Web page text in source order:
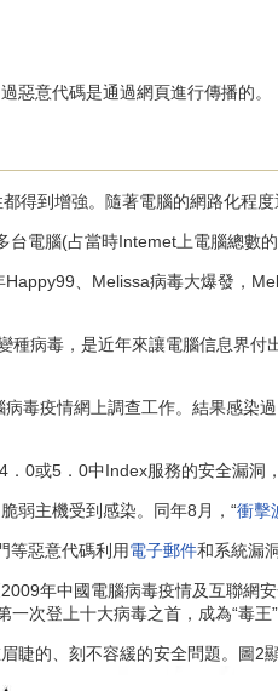
意代碼是通過網頁進行傳播的。
到增強。隨著電腦的網路化程度
腦(占當時Intemet上電腦總數的
、Melissa病毒大爆發，
病毒，是近年來讓電腦信息界付
毒疫情網上調查工作。結果感染過
0或5．0中Index服務的安全漏洞
主機受到感染。同年8月，“衝擊
惡意代碼利用電子郵件和系統漏
年中國電腦病毒疫情及互聯網
次登上十大病毒之首，成為“毒王”
的、刻不容緩的安全問題。圖2顯